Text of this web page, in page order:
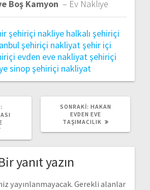
Boş Kamyon – Ev Nakliye
şehiriçi nakliye halkalı şehiriçi
şehiriçi nakliyatşehir içi
evden eve nakliyatşehiriçi
sinop şehiriçi nakliyat
YAZI:
SONRAKI: SONRAKI
YAZI:
HAKAN
EVDEN EVE
TAŞIMACILIK
yanıt yazın
yayınlanmayacak. Gerekli alanlar